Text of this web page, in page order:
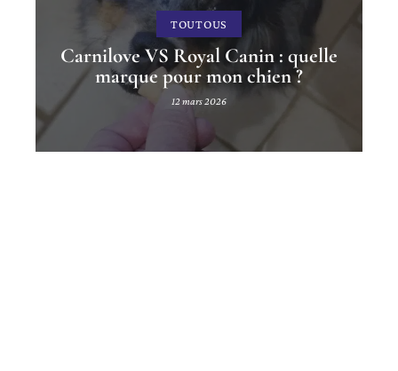
TOUTOUS
Carnilove VS Royal Canin : quelle
marque pour mon chien ?
12 mars 2026